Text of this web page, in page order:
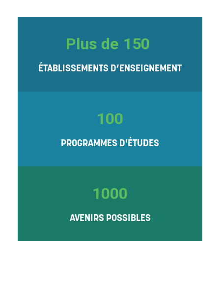
Plus de 150
ÉTABLISSEMENTS D’ENSEIGNEMENT
100
PROGRAMMES D'ÉTUDES
1000
AVENIRS POSSIBLES